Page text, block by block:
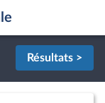
Résultats >